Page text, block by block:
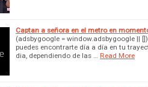
Captan a señora en el metro en
(adsbygoogle = window.adsbygoogle ||
puedes encontrarte día a día en tu
dia, dependiendo de las …
Read More